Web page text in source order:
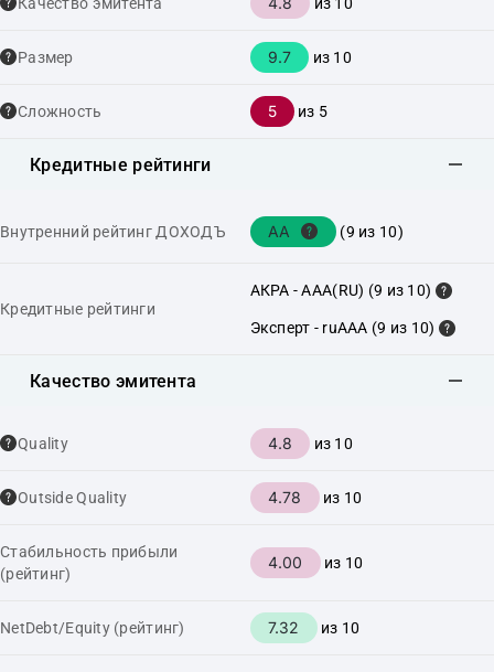
Размер 9.7 из 10
Сложность 5 из 5
Кредитные рейтинги
Внутренний рейтинг ДОХОДЪ AA (9 из 10)
Кредитные рейтинги
АКРА - AAA(RU) (9 из 10)
Эксперт - ruAAA (9 из 10)
Качество эмитента
Quality 4.8 из 10
Outside Quality 4.78 из 10
Стабильность прибыли
(рейтинг)
4.00 из 10
NetDebt/Equity (рейтинг) 7.32 из 10